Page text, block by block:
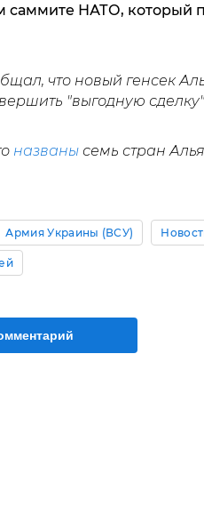
саммите НАТО, который
что новый генсек
"выгодную
названысемь стран
Армия Украины (ВСУ)